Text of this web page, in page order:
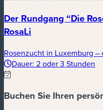
Der Rundgang “Die
RosaLi
Rosenzucht in Luxemburg
Dauer: 2 oder 3 Stunden
Buchen Sie Ihren